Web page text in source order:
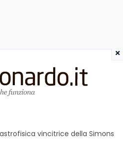
vincitrice della Simons
×